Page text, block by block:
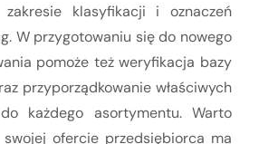
klasyfikacji i oznaczeń
W przygotowaniu się do nowego
pomoże też weryfikacja bazy
przyporządkowanie właściwych
każdego asortymentu. Warto
ofercie przedsiębiorca ma